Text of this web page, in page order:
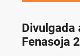
Divulgada
Fenasoja